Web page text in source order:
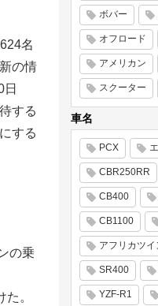
名
の情
する
する
の乗
。
ボバー
オフロード
アメリカン
スクーター
車名
PCX
CBR250RR
CB400
CB1100
アフリカツイ
SR400
YZF-R1